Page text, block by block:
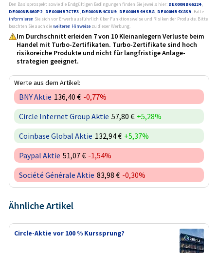
Den Basisprospekt sowie die Endgültigen Bedingungen finden Sie jeweils hier: DE000NB66124,
DE000NB660P2 , DE000NB7C7E3 , DE000NB4CXU9, DE000NB4HSB8, DE000NB4X8S9. Bitte
informieren Sie sich vor Erwerb ausführlich über Funktionsweise und Risiken der Produkte. Bitte
beachten Sie auch dieweiteren Hinweise zu dieser Werbung.
Im Durchschnitt erleiden 7 von 10 Kleinanlegern Verluste beim
Handel mit Turbo-Zertifikaten. Turbo-Zertifikate sind hoch
risikoreiche Produkte und nicht für langfristige Anlage­
strategien geeignet.
Werte aus dem Artikel:
BNY Aktie 136,40 € -0,77%
Circle Internet Group Aktie 57,80 € +5,28%
Coinbase Global Aktie 132,94 € +5,37%
Paypal Aktie 51,07 € -1,54%
Société Générale Aktie 83,98 € -0,30%
Ähnliche Artikel
Circle-Aktie vor 100 % Kurssprung?